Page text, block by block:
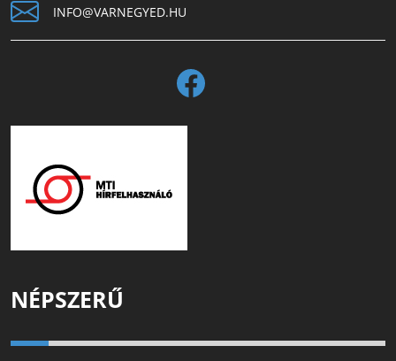
INFO@VARNEGYED.HU
NÉPSZERŰ